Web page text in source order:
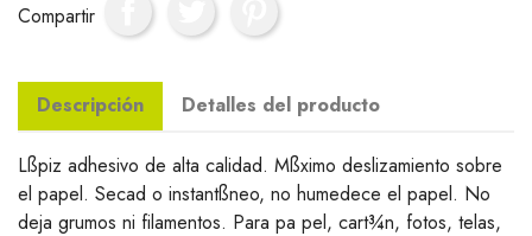
Compartir
Descripción Detalles del producto
Lßpiz adhesivo de alta calidad. Mßximo deslizamiento sobre
el papel. Secad o instantßneo, no humedece el papel. No
deja grumos ni filamentos. Para pa pel, cart¾n, fotos, telas,